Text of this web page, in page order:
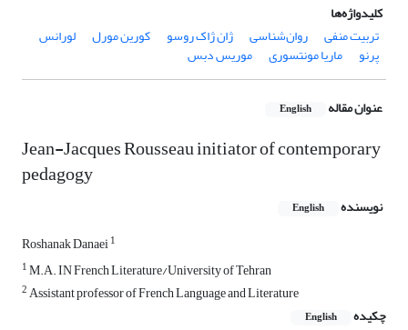
کلیدواژه‌ها
تربیت منفی
روان‌شناسی ژان ژاک روسو کورین مورل لورانس
پرنو ماریا مونتسوری موریس دبس
عنوان مقاله English
Jean-Jacques Rousseau initiator of contemporary
pedagogy
نویسنده English
Roshanak Danaei1
1M.A. IN French Literature/University of Tehran
2Assistant professor of French Language and Literature
چکیده
English